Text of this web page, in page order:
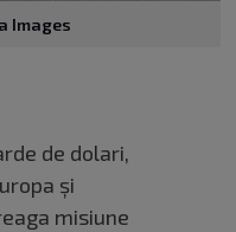
Images
de dolari,
și
misiune